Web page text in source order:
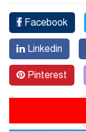
Facebook
Linkedin
Pinterest